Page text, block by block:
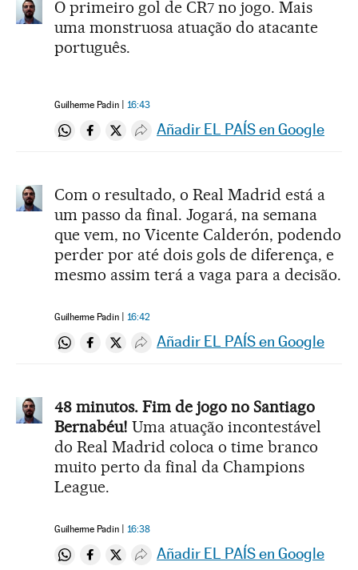
O primeiro gol de CR7 no jogo. Mais
uma monstruosa atuação do atacante
português.
Guilherme Padin 16:43
Compartir en Whatsapp
Compartir en Facebook
Compartir en Twitter
Desplegar Redes Sociales
Añadir EL PAÍS en Google
Com o resultado, o Real Madrid está a
um passo da final. Jogará, na semana
que vem, no Vicente Calderón, podendo
perder por até dois gols de diferença, e
mesmo assim terá a vaga para a decisão.
Guilherme Padin 16:42
Compartir en Whatsapp
Compartir en Facebook
Compartir en Twitter
Desplegar Redes Sociales
Añadir EL PAÍS en Google
48 minutos. Fim de jogo no Santiago
Bernabéu! Uma atuação incontestável
do Real Madrid coloca o time branco
muito perto da final da Champions
League.
Guilherme Padin 16:38
Compartir en Whatsapp
Compartir en Facebook
Compartir en Twitter
Desplegar Redes Sociales
Añadir EL PAÍS en Google